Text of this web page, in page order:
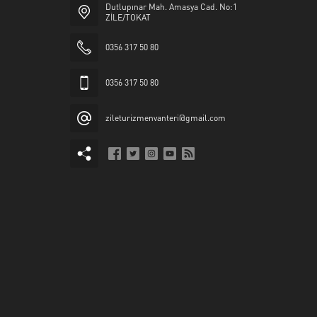
Dutlupınar Mah. Amasya Cad. No:1
ZİLE/TOKAT
0356 317 50 80
0356 317 50 80
zileturizmenvanteri@gmail.com